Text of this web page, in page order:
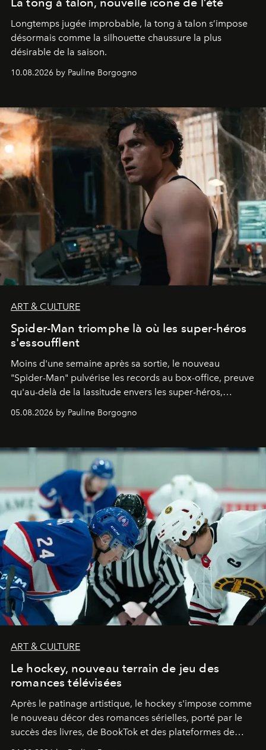
Longtemps jugée improbable, la tong à talon s’impose
désormais comme la silhouette chaussure la plus
désirable de la saison.
10.08.2026 by Pauline Borgogno
ART & CULTURE
Spider-Man triomphe là où les super-héros
s'essoufflent
Moins d'une semaine après sa sortie, le nouveau
"Spider-Man" pulvérise les records au box-office, preuve
qu'au-delà de la lassitude envers les super-héros,
certains personnages continuent de susciter une ferveur
05.08.2026 by Pauline Borgogno
ART & CULTURE
Le hockey, nouveau terrain de jeu des
romances télévisées
Après le patinage artistique, le hockey s'impose comme
le nouveau décor des romances sérielles, porté par le
succès des livres, de BookTok et des plateformes de